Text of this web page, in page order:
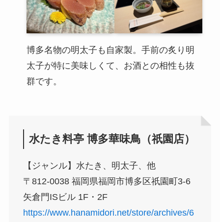
博多名物の明太子も自家製。手前の炙り明
太子が特に美味しくて、お酒との相性も抜
群です。
水たき料亭 博多華味鳥（祇園店）
【ジャンル】水たき、明太子、他
〒812-0038 福岡県福岡市博多区祇園町3-6
矢倉門ISビル 1F・2F
https://www.hanamidori.net/store/archives/6